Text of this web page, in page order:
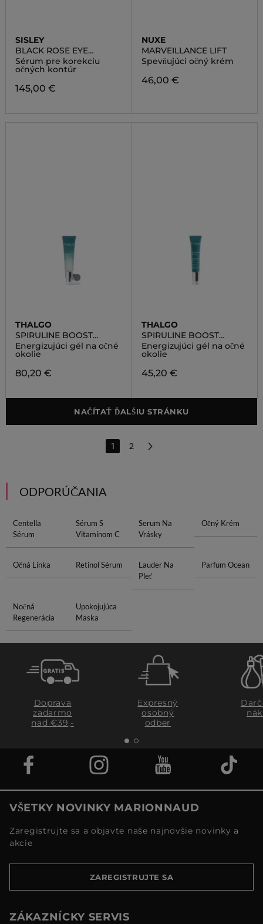
SISLEY
BLACK ROSE EYE
CONTOUR FLUID
Sérum pre korekciu
očných kontúr
145,00 €
NUXE
MARVEILLANCE LIFT
Spevňujúci očný krém
46,00 €
THALGO
SPIRULINE BOOST
SERUM
Energizujúci gél na očné
okolie
80,20 €
THALGO
SPIRULINE BOOST
ENERGISING EYE GEL
Energizujúci gél na očné
okolie
45,20 €
NAČÍTAŤ ĎALŠIU STRÁNKU
1 2
ODPORÚČANIA
Centella
Sérum
Sérum S
Vitamínom C
Serum Na
Vrásky
Očný Krém
Očná Linka Retinol Sérum
Lauder Na
Pleť
Parfum Ocean
Nočná
Regenerácia
Upokojujúca
Maska
Doprava
zadarmo
nad €39,-
Expresný
osobný
odber
VŠETKY NOVINKY MARIONNAUD
Zaregistrujte sa a objavte naše najnovšie novinky a
akcie
ZAREGISTRUJTE SA
ZÁKAZNÍCKY SERVIS